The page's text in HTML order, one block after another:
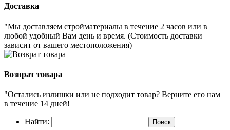
Доставка
"Мы доставляем стройматериалы в течение 2 часов или в
любой удобный Вам день и время. (Стоимость доставки
зависит от вашего местоположения)
Возврат товара
"Остались излишки или не подходит товар? Верните его нам
в течение 14 дней!
Найти: